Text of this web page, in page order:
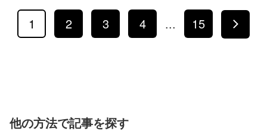
1 2 3 4 ... 15
他の方法で記事を探す